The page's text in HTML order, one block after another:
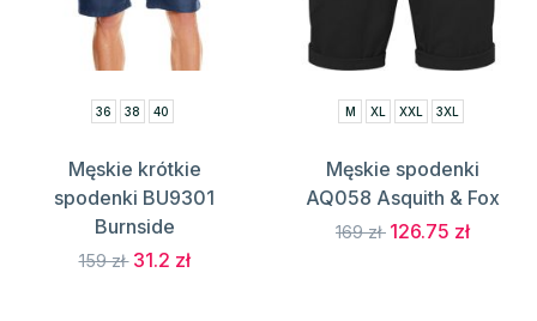
36 38 40
Męskie krótkie
spodenki BU9301
Burnside
159 zł 31.2 zł
M XL XXL 3XL
Męskie spodenki
AQ058 Asquith & Fox
169 zł 126.75 zł